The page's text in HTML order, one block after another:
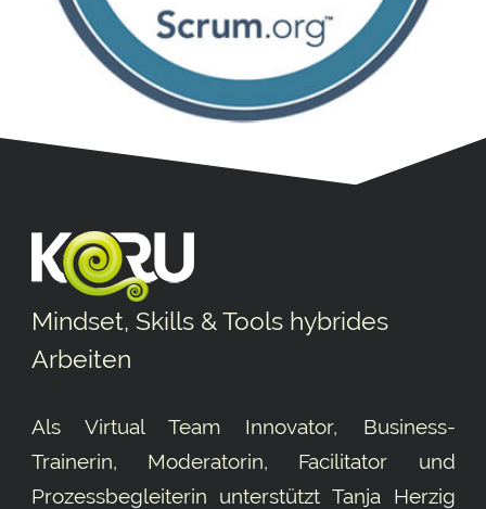
Mindset, Skills & Tools hybrides
Arbeiten
Als Virtual Team Innovator, Business-
Trainerin, Moderatorin, Facilitator und
Prozessbegleiterin unterstützt Tanja Herzig